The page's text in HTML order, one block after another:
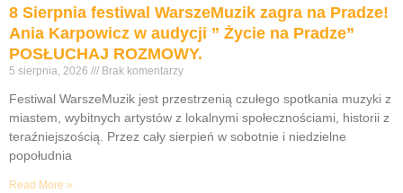
8 Sierpnia festiwal WarszeMuzik zagra na Pradze!
Ania Karpowicz w audycji ” Życie na Pradze”
POSŁUCHAJ ROZMOWY.
5 sierpnia, 2026 Brak komentarzy
Festiwal WarszeMuzik jest przestrzenią czułego spotkania muzyki z
miastem, wybitnych artystów z lokalnymi społecznościami, historii z
teraźniejszością. Przez cały sierpień w sobotnie i niedzielne
popołudnia
Read More »